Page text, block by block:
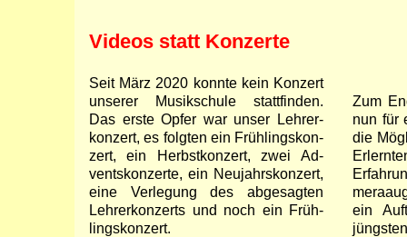
Videos statt Konzerte
Seit März 2020 konn­te kein Kon­zert
un­se­rer Mu­sik­schu­le statt­fin­den.
Das ers­te Op­fer war un­ser Leh­rer­
kon­zert, es folg­ten ein Früh­lings­kon­
zert, ein Herbst­kon­zert, zwei Ad­
vents­kon­zer­te, ein Neu­jahrs­kon­zert,
ei­ne Ver­le­gung des ab­ge­sag­ten
Leh­rer­kon­zerts und noch ein Früh­
lings­kon­zert.
Zum
nun für
die
ein